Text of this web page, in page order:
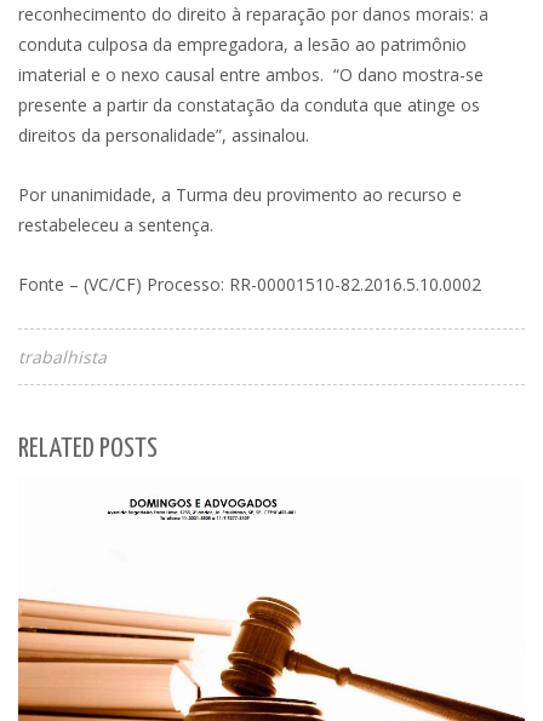
reconhecimento do direito à reparação por danos morais: a
conduta culposa da empregadora, a lesão ao patrimônio
imaterial e o nexo causal entre ambos. “O dano mostra-se
presente a partir da constatação da conduta que atinge os
direitos da personalidade”, assinalou.
Por unanimidade, a Turma deu provimento ao recurso e
restabeleceu a sentença.
Fonte – (VC/CF) Processo: RR-00001510-82.2016.5.10.0002
trabalhista
RELATED POSTS